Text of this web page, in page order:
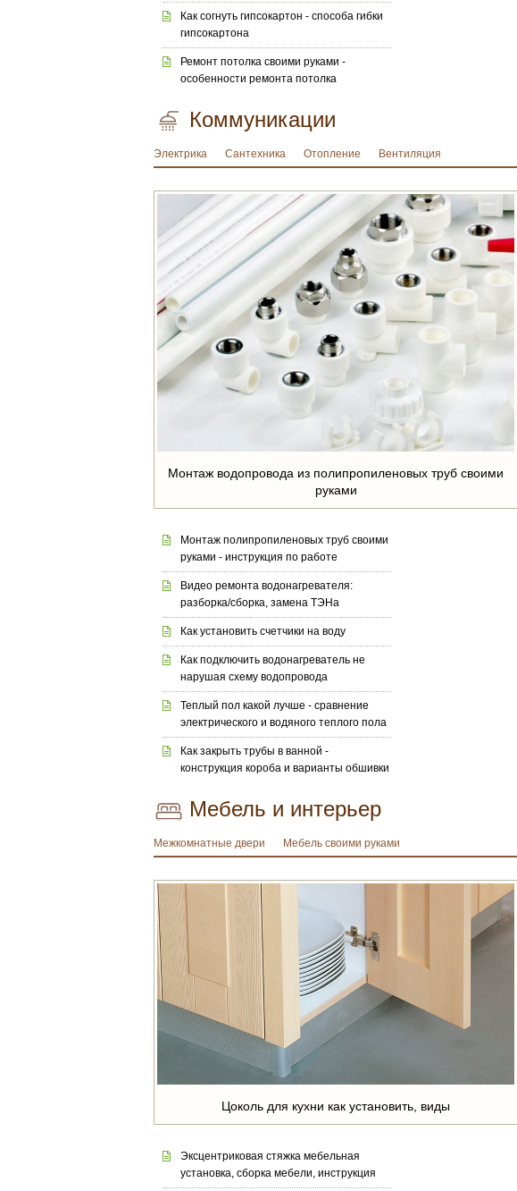
Как согнуть гипсокартон - способа гибки
гипсокартона
Ремонт потолка своими руками -
особенности ремонта потолка
Коммуникации
Электрика Сантехника Отопление Вентиляция
Монтаж водопровода из полипропиленовых труб своими
руками
Монтаж полипропиленовых труб своими
руками - инструкция по работе
Видео ремонта водонагревателя:
разборка/сборка, замена ТЭНа
Как установить счетчики на воду
Как подключить водонагреватель не
нарушая схему водопровода
Теплый пол какой лучше - сравнение
электрического и водяного теплого пола
Как закрыть трубы в ванной -
конструкция короба и варианты обшивки
Мебель и интерьер
Межкомнатные двери Мебель своими руками
Цоколь для кухни как установить, виды
Эксцентриковая стяжка мебельная
установка, сборка мебели, инструкция